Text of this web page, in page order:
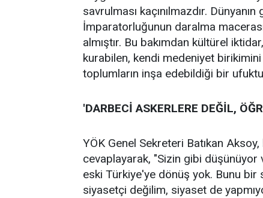
savrulması kaçınılmazdır.
İmparatorluğunun daralma
almıştır. Bu bakımdan kültürel
kurabilen, kendi medeniyet
toplumların inşa edebildiği bir
'DARBECİ ASKERLERE DEĞİL,
YÖK Genel Sekreteri Batıkan
cevaplayarak, "Sizin gibi düşünüyor
eski Türkiye'ye dönüş yok. Bunu
siyasetçi değilim, siyaset de